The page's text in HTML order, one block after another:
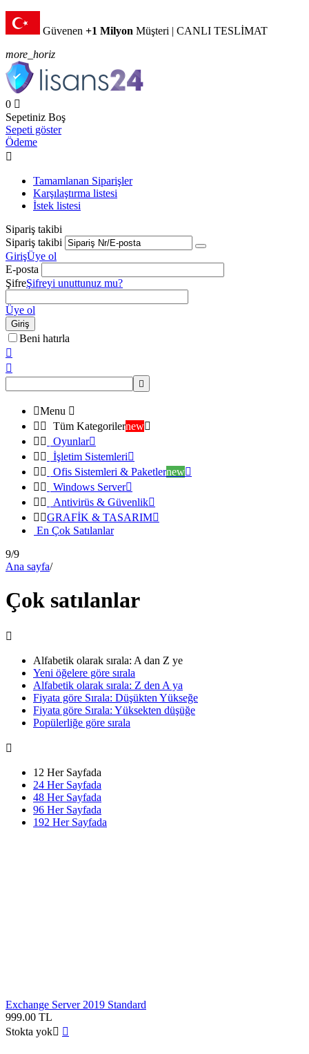
Güvenen +1 Milyon Müşteri | CANLI TESLİMAT
more_horiz
0 
Sepetiniz Boş
Sepeti göster
Ödeme

Tamamlanan Siparişler
Karşılaştırma listesi
İstek listesi
Sipariş takibi
Sipariş takibi
GirişÜye ol
E-posta
ŞifreŞifreyi unuttunuz mu?
Üye ol
Giriş
Beni hatırla



Menu 
  Tüm Kategorilernew
  Oyunlar
  İşletim Sistemleri
  Ofis Sistemleri & Paketlernew
  Windows Server
  Antivirüs & Güvenlik
 GRAFİK & TASARIM
En Çok Satılanlar
9/9
Ana sayfa/
Çok satılanlar

Alfabetik olarak sırala: A dan Z ye
Yeni öğelere göre sırala
Alfabetik olarak sırala: Z den A ya
Fiyata göre Sırala: Düşükten Yükseğe
Fiyata göre Sırala: Yüksekten düşüğe
Popülerliğe göre sırala

12 Her Sayfada
24 Her Sayfada
48 Her Sayfada
96 Her Sayfada
192 Her Sayfada
Exchange Server 2019 Standard
999.00 TL
Stokta yok 